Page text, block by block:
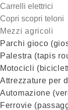
Carrelli elettrici
Copri scopri teloni
Mezzi agricoli
Parchi gioco
Palestra (tapis
Motocicli
Attrezzature per
Automazione
Ferrovie